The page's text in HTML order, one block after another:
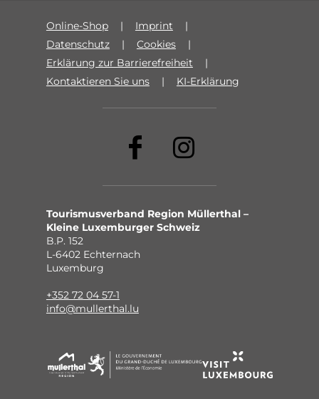
Online-Shop
Imprint
Datenschutz
Cookies
Erklärung zur Barrierefreiheit
Kontaktieren Sie uns
KI-Erklärung
Tourismusverband Region Müllerthal –
Kleine Luxemburger Schweiz
B.P. 152
L-6402 Echternach
Luxemburg
+352 72 04 57-1
info@mullerthal.lu